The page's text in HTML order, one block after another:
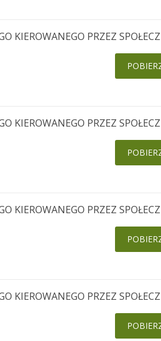
KIEROWANEGO PRZEZ
KIEROWANEGO PRZEZ
KIEROWANEGO PRZEZ
KIEROWANEGO PRZEZ